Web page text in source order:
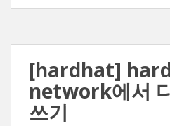
[hardhat]
network에서
쓰기